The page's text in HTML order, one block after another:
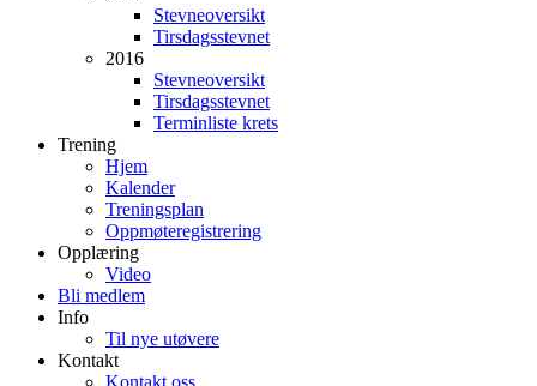
Stevneoversikt
Tirsdagsstevnet
2016
Stevneoversikt
Tirsdagsstevnet
Terminliste krets
Trening
Hjem
Kalender
Treningsplan
Oppmøteregistrering
Opplæring
Video
Bli medlem
Info
Til nye utøvere
Kontakt
Kontakt oss